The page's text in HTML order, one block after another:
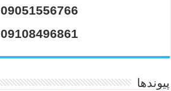
09051556766
09108496861
پیوندها